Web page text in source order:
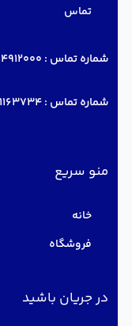
تماس
شماره تماس :
شماره تماس :
منو سریع
خانه
فروشگاه
در جریان باشید